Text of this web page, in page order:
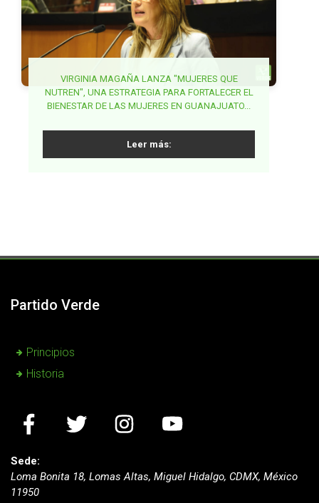
VIRGINIA MAGAÑA LANZA "MUJERES QUE
NUTREN", UNA ESTRATEGIA PARA FORTALECER EL
BIENESTAR DE LAS MUJERES EN GUANAJUATO...
Leer más:
GARANTIZAR ESTABLECIMIENTOS DE VENTA DE
ALCOHOL LEJOS DE ESCUELAS EN MORELOS,
Leer más:
BUSCA MAKI ORTIZ GARANTIZAR DERECHO A LA
SALUD DE LA MUJER EN LA ETAPA POST
REPRODUCTIVA...
Leer más:
Partido Verde
Principios
Historia
Sede:
Loma Bonita 18, Lomas Altas, Miguel Hidalgo, CDMX, México
11950